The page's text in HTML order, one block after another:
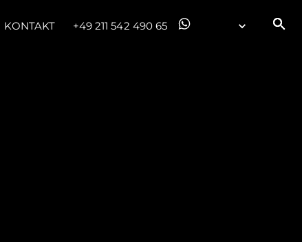
KONTAKT +49 211 542 490 65